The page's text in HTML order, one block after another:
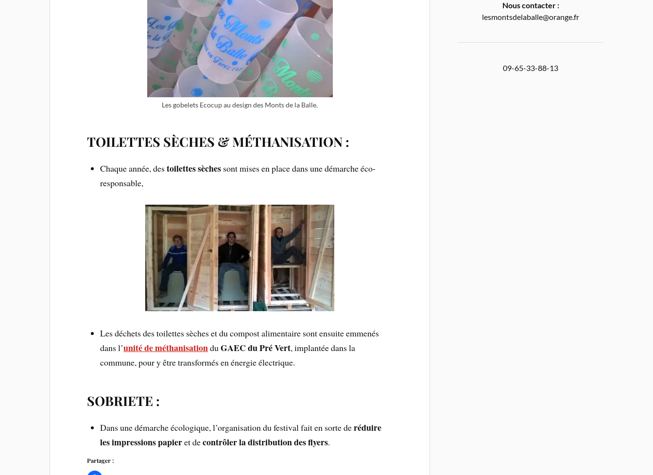
Les gobelets Ecocup au design des Monts de la Balle.
TOILETTES SÈCHES & MÉTHANISATION :
Chaque année, destoilettes sèchessont mises en place dans une démarche éco-
responsable,
Les déchets des toilettes sèches et du compost alimentaire sont ensuite emmenés
dans l’unité de méthanisationduGAEC du Pré Vert, implantée dans la
commune, pour y être transformés en énergie électrique.
SOBRIETE :
Dans une démarche écologique, l’organisation du festival fait en sorte deréduire
les impressions papieret decontrôler la distribution des flyers.
Partager :
Nous contacter :
lesmontsdelaballe@orange.fr
09-65-33-88-13